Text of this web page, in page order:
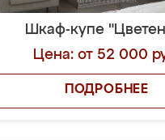
Шкаф-купе
Цена: от 52 000
ПОДРОБНЕЕ